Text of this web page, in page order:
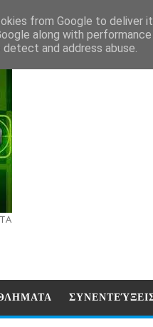
from Google to deliver
along with
and address abuse.